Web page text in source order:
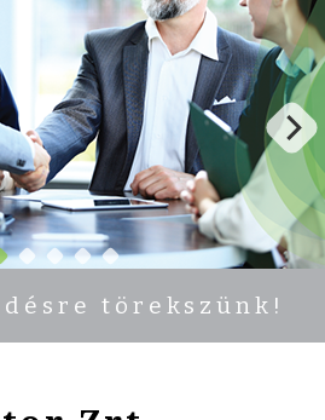
törekszünk!